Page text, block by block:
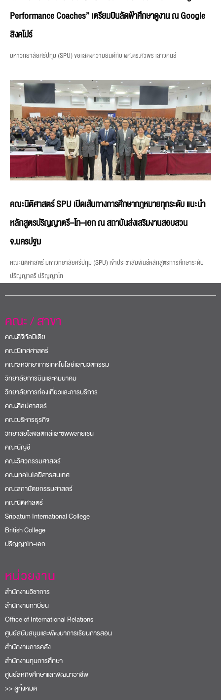
Performance Coaches” เตรียมบินลัดฟ้าศึกษาดูงาน ณ Google
สิงคโปร์
มหาวิทยาลัยศรีปทุม (SPU) ขอแสดงความยินดีกับ ผศ.ดร.ศิวพร เสาวคนธ์
คณะนิติศาสตร์ SPU เปิดเส้นทางการศึกษากฎหมายทุกระดับ แนะนำ
หลักสูตรปริญญาตรี–โท–เอก ณ สถาบันส่งเสริมงานสอบสวน
จ.นครปฐม
คณะนิติศาสตร์ มหาวิทยาลัยศรีปทุม (SPU) เข้าประชาสัมพันธ์หลักสูตรการศึกษาระดับ
ปริญญาตรี ปริญญาโท
คณะ / สาขา
คณะดิจิทัลมีเดีย
คณะนิเทศศาสตร์
คณะสหวิทยาการเทคโนโลยีและนวัตกรรม
วิทยาลัยการบินและคมนาคม
วิทยาลัยการท่องเที่ยวและการบริการ
คณะศิลปศาสตร์
คณะบริหารธุรกิจ
วิทยาลัยโลจิสติกส์และซัพพลายเชน
คณะบัญชี
คณะวิศวกรรมศาสตร์
คณะเทคโนโลยีสารสนเทศ
คณะสถาปัตยกรรมศาสตร์
คณะนิติศาสตร์
Sripatum International College
British College
ปริญญาโท-เอก
หน่วยงาน
สำนักงานวิชาการ
สำนักงานทะเบียน
Office of International Relations
ศูนย์สนับสนุนและพัฒนาการเรียนการสอน
สำนักงานการคลัง
สำนักงานทุนการศึกษา
ศูนย์สหกิจศึกษาและพัฒนาอาชีพ
>> ดูทั้งหมด